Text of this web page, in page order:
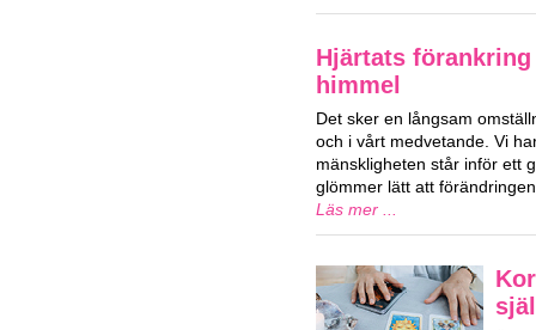
Hjärtats
himmel
Det sker en långsam
och i vårt medvetande. Vi
mänskligheten står inför ett
glömmer lätt att
Läs mer ...